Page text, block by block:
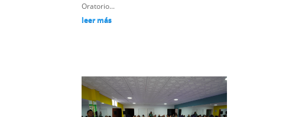
Oratorio...
leer más